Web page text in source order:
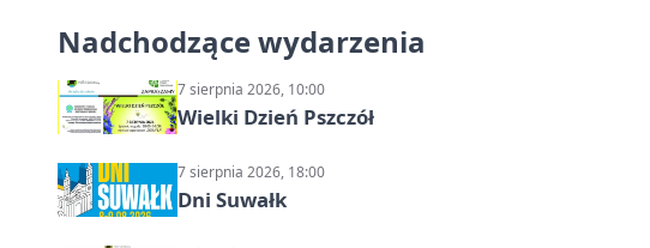
Nadchodzące wydarzenia
7 sierpnia 2026, 10:00
Wielki Dzień Pszczół
7 sierpnia 2026, 18:00
Dni Suwałk